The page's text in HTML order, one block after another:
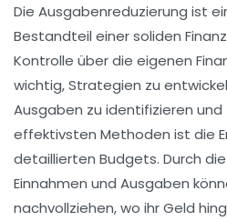
Die Ausgabenreduzierung ist
Bestandteil einer soliden
Kontrolle über die eigenen
wichtig, Strategien zu
Ausgaben zu identifizieren und
effektivsten Methoden ist die
detaillierten Budgets. Durch
Einnahmen und Ausgaben
nachvollziehen, wo ihr Geld